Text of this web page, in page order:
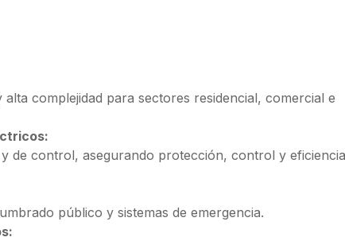
complejidad para sectores residencial, comercial e
de control, asegurando protección, control y
público y sistemas de emergencia.